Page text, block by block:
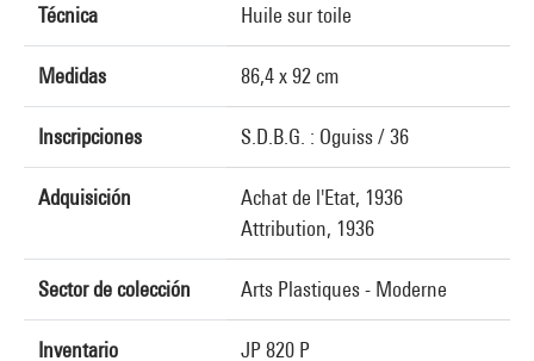
Técnica Huile sur toile
Medidas 86,4 x 92 cm
Inscripciones S.D.B.G. : Oguiss / 36
Adquisición
Achat de l'Etat, 1936
Attribution, 1936
Sector de colección Arts Plastiques - Moderne
Inventario JP 820 P